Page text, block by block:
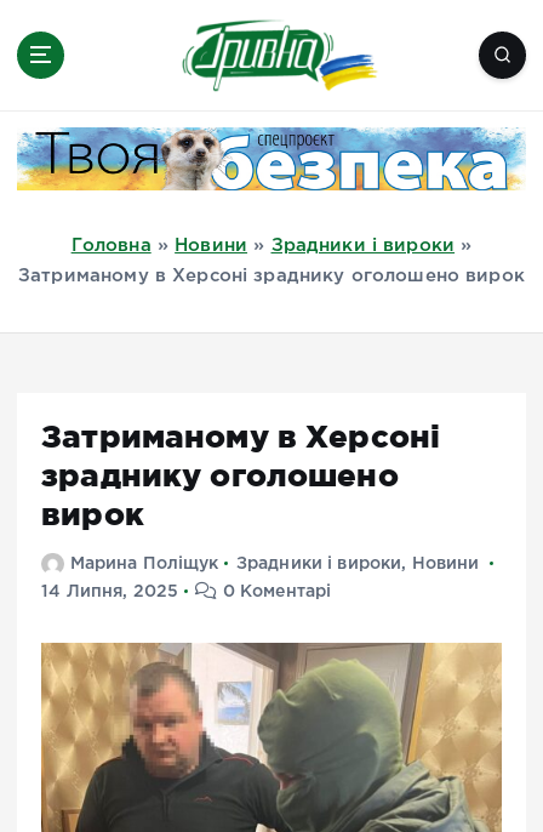
Миколаїв, Одеса, Мелітополь
Головна » Новини » Зрадники і вироки »
Затриманому в Херсоні зраднику оголошено вирок
Затриманому в Херсоні
зраднику оголошено
вирок
Марина Поліщук Зрадники і вироки,
Новини
14 Липня, 2025
0 Коментарі